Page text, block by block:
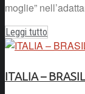
moglie”
Leggi tutto
ITALIA –